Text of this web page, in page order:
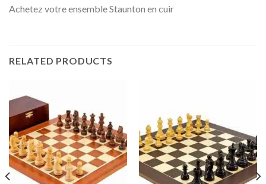
Achetez votre ensemble Staunton en cuir
RELATED PRODUCTS